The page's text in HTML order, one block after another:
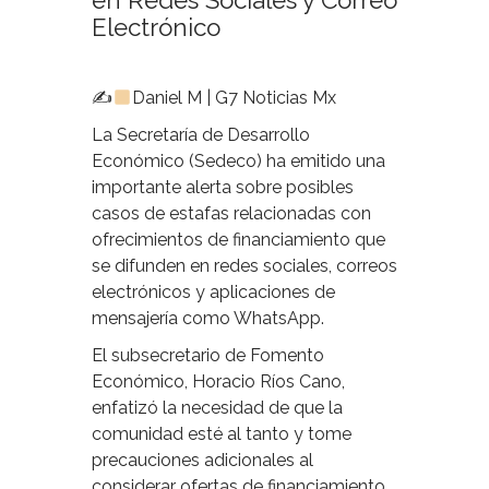
Electrónico
✍
Daniel M | G7 Noticias Mx
La Secretaría de Desarrollo
Económico (Sedeco) ha emitido una
importante alerta sobre posibles
casos de estafas relacionadas con
ofrecimientos de financiamiento que
se difunden en redes sociales, correos
electrónicos y aplicaciones de
mensajería como WhatsApp.
El subsecretario de Fomento
Económico, Horacio Ríos Cano,
enfatizó la necesidad de que la
comunidad esté al tanto y tome
precauciones adicionales al